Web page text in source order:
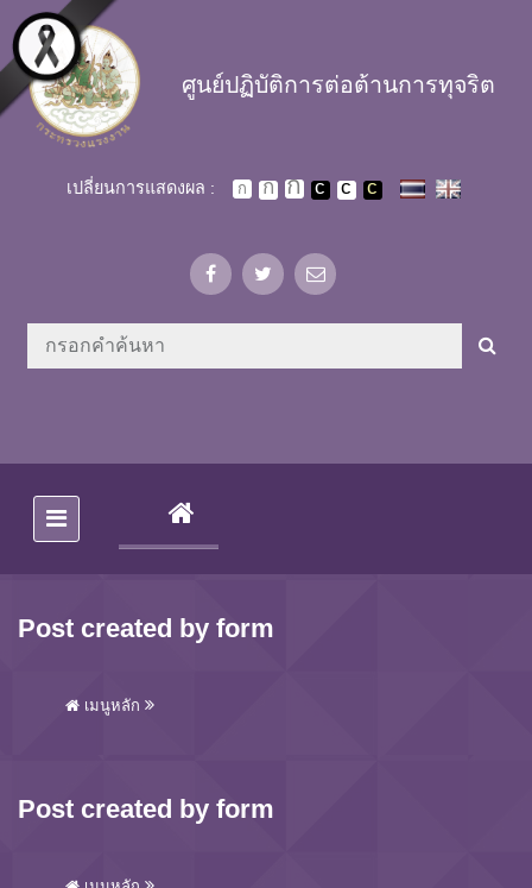
Skip to main content
ศูนย์ปฏิบัติการต่อต้านการทุจริต
เปลี่ยนการแสดงผล :
(CURRENT)
Post created by form
เมนูหลัก
Post created by form